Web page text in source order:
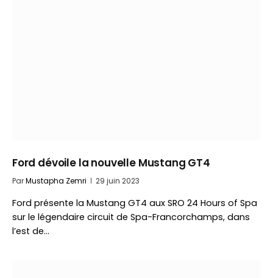
Ford dévoile la nouvelle Mustang GT4
ParMustapha Zemri 29 juin 2023
Ford présente la Mustang GT4 aux SRO 24 Hours of Spa
sur le légendaire circuit de Spa-Francorchamps, dans
l’est de…